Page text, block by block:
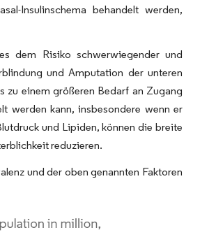
Insulinschema behandelt werden,
dem Risiko schwerwiegender und
und Amputation der unteren
zu einem größeren Bedarf an Zugang
werden kann, insbesondere wenn er
und Lipiden, können die breite
reduzieren.
und der oben genannten Faktoren